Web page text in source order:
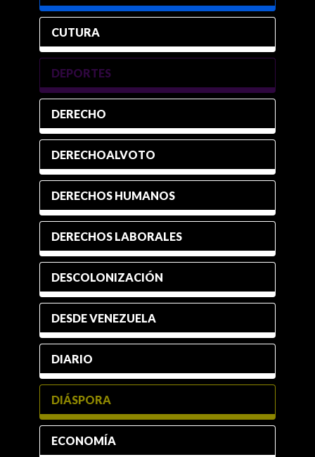
CUTURA
DEPORTES
DERECHO
DERECHOALVOTO
DERECHOS HUMANOS
DERECHOS LABORALES
DESCOLONIZACIÓN
DESDE VENEZUELA
DIARIO
DIÁSPORA
ECONOMÍA